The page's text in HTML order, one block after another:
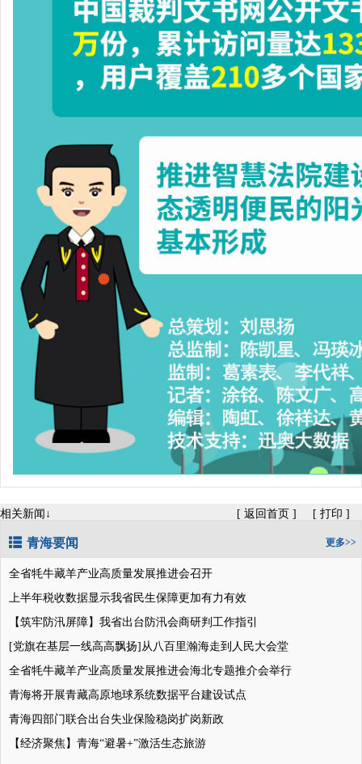
相关新闻↓ [ 返回首页 ] [ 打印 ]
青海要闻 更多>>
全省牦牛藏羊产业高质量发展推进会召开
上半年税收数据显示我省民生保障更加有力有效
【筑牢防汛屏障】我省出台防汛会商研判工作指引
[党旗在基层一线高高飘扬]从八百里瀚海走到人民大会堂
全省牦牛藏羊产业高质量发展推进会海北专题推介会举行
青海将开展青藏高原地球系统数据平台建设试点
青海四部门联合出台失业保险稳岗扩岗新政
【经济聚焦】青海“避暑+”激活生态旅游